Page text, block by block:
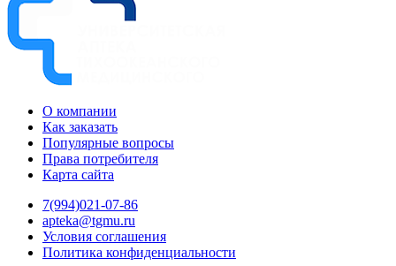
О компании
Как заказать
Популярные вопросы
Права потребителя
Карта сайта
7(994)021-07-86
apteka@tgmu.ru
Условия соглашения
Политика конфиденциальности